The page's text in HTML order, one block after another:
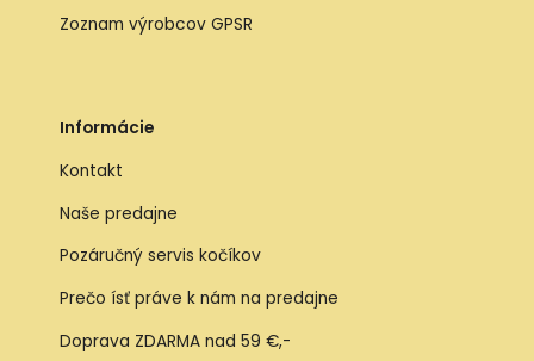
Zoznam výrobcov GPSR
Informácie
Kontakt
Naše predajne
Pozáručný servis kočíkov
Prečo ísť práve k nám na predajne
Doprava ZDARMA nad 59 €,-